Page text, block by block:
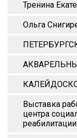
Тренина
Ольга
Выставка
центра